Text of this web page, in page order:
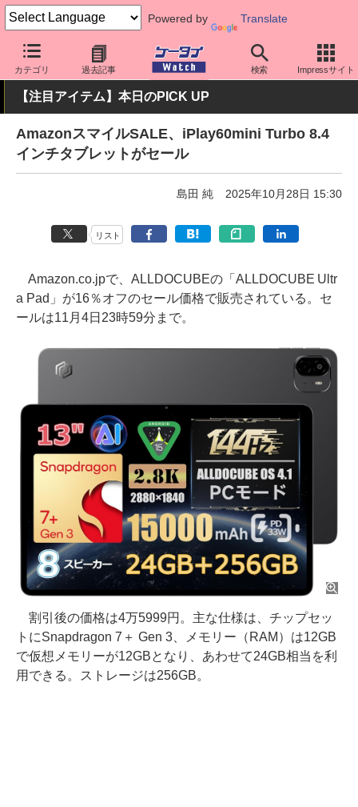
Powered by Translate
カテゴリ 過去記事 検索 Impressサイト
ケータイ Watch OS Android その他メーカー
【注目アイテム】本日のPICK UP
AmazonスマイルSALE、iPlay60mini Turbo 8.4
インチタブレットがセール
島田 純 2025年10月28日 15:30
リスト
Amazon.co.jpで、ALLDOCUBEの「ALLDOCUBE Ultr
a Pad」が16％オフのセール価格で販売されている。セ
ールは11月4日23時59分まで。
割引後の価格は4万5999円。主な仕様は、チップセッ
トにSnapdragon 7＋ Gen 3、メモリー（RAM）は12GB
で仮想メモリーが12GBとなり、あわせて24GB相当を利
用できる。ストレージは256GB。